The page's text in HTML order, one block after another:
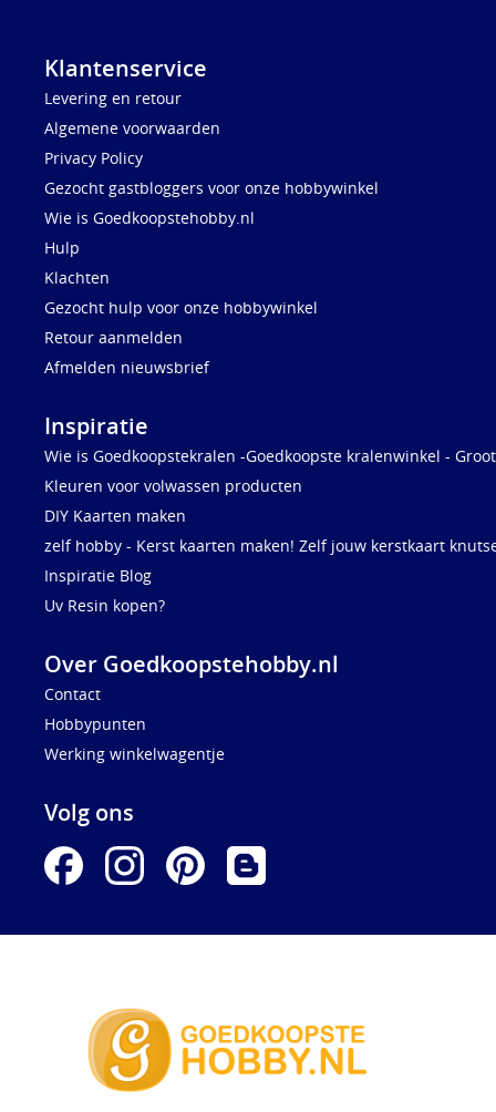
Klantenservice
Levering en retour
Algemene voorwaarden
Privacy Policy
Gezocht gastbloggers voor onze hobbywinkel
Wie is Goedkoopstehobby.nl
Hulp
Klachten
Gezocht hulp voor onze hobbywinkel
Retour aanmelden
Afmelden nieuwsbrief
Inspiratie
Wie is Goedkoopstekralen -Goedkoopste kralenwinkel -
Kleuren voor volwassen producten
DIY Kaarten maken
zelf hobby - Kerst kaarten maken! Zelf jouw kerstkaart
Inspiratie Blog
Uv Resin kopen?
Over Goedkoopstehobby.nl
Contact
Hobbypunten
Werking winkelwagentje
Volg ons